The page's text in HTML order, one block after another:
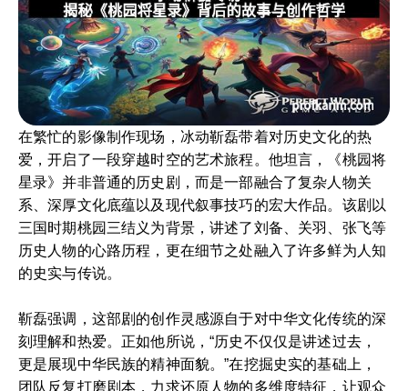
在繁忙的影像制作现场，冰动靳磊带着对历史文化的热
爱，开启了一段穿越时空的艺术旅程。他坦言，《桃园将
星录》并非普通的历史剧，而是一部融合了复杂人物关
系、深厚文化底蕴以及现代叙事技巧的宏大作品。该剧以
三国时期桃园三结义为背景，讲述了刘备、关羽、张飞等
历史人物的心路历程，更在细节之处融入了许多鲜为人知
的史实与传说。
靳磊强调，这部剧的创作灵感源自于对中华文化传统的深
刻理解和热爱。正如他所说，“历史不仅仅是讲述过去，
更是展现中华民族的精神面貌。”在挖掘史实的基础上，
团队反复打磨剧本，力求还原人物的多维度特征，让观众